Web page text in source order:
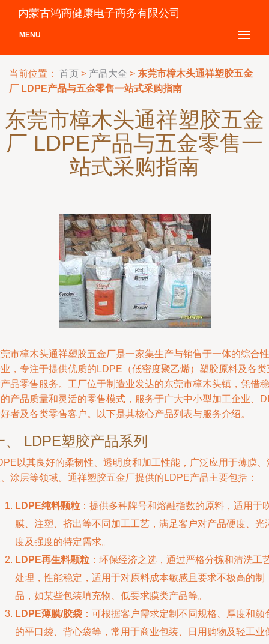
内蒙古鸿商健康电子商务有限公司
MENU
当前位置： 首页 > 产品大全 > 东莞市樟木头通祥塑胶五金
厂 LDPE产品与五金零售一站式采购指南
东莞市樟木头通祥塑胶五金
厂 LDPE产品与五金零售一
站式采购指南
市樟木头通祥塑胶五金厂是一家集生产与销售于一体的综合性
，专注于提供优质的LDPE（低密度聚乙烯）塑胶原料及各类
品零售服务。工厂位于制造业发达的东莞市樟木头镇，凭借稳
产品质量和灵活的零售模式，服务于广大中小型加工企业、
者及各类零售客户。以下是其核心产品列表与服务介绍。
、 LDPE塑胶产品系列
以其良好的柔韧性、透明度和加工性能，广泛应用于薄膜、
涂层等领域。通祥塑胶五金厂提供的LDPE产品主要包括：
LDPE纯料颗粒 ：提供多种牌号和熔融指数的原料，适用于
膜、注塑、挤出等不同加工工艺，满足客户对产品硬度、光
度及强度的特定需求。
LDPE再生料颗粒 ：环保经济之选，通过严格分拣和清洗工
处理，性能稳定，适用于对原料成本敏感且要求不极高的制
品，如某些包装填充物、低要求膜类产品等。
LDPE薄膜/胶袋 ：可根据客户需求定制不同规格、厚度和颜
的平口袋、背心袋等，常用于商业包装、日用购物及轻工业